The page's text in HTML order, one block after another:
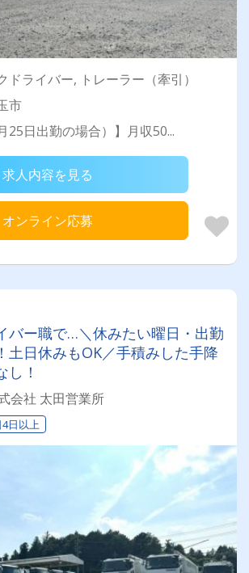
ドライバー, トレーラー（牽引）
市
25日出勤の場合）】月収50...
求人内容を見る
オンライン応募
バー職で…＼休みたい曜日・出勤
土日休みもOK／手積みした手降
し！
会社 太田営業所
日以上